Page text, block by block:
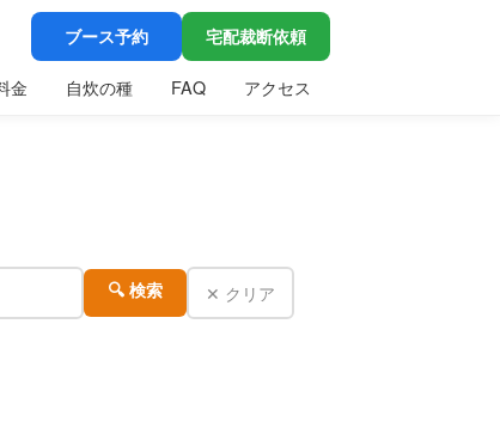
ブース予約 宅配裁断依頼
金 自炊の種 FAQ アクセス
🔍 検索 ✕ クリア